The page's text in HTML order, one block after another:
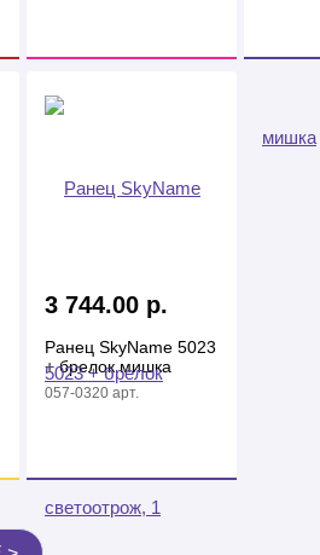
3 744.00 р.
Ранец SkyName 5023
+ брелок мишка
057-0320 арт.